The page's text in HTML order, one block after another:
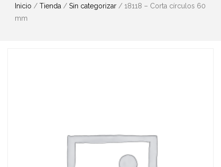
Inicio / Tienda / Sin categorizar / 18118 – Corta círculos 60
mm